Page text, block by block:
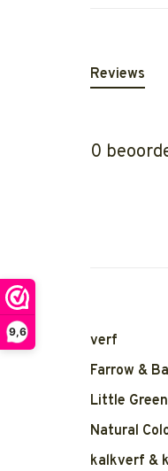
9,6
Reviews
0
verf
Farrow &
Little
Natural
kalkverf &